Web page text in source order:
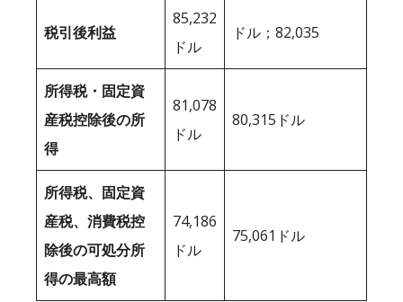
税引後利益
85,232
ドル
ドル；82,035
所得税・固定資
産税控除後の所
得
81,078
ドル
80,315ドル
所得税、固定資
産税、消費税控
除後の可処分所
得の最高額
74,186
ドル
75,061ドル